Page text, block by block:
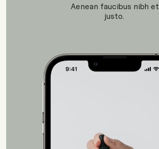
Aenean faucibus nibh et
justo.